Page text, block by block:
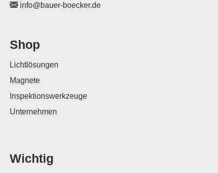
info@bauer-boecker.de
Shop
Lichtlösungen
Magnete
Inspektionswerkzeuge
Unternehmen
Wichtig